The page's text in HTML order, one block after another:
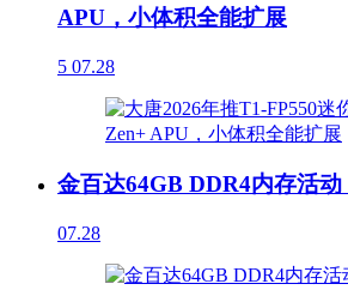
APU，小体积全能扩展
5 07.28
金百达64GB DDR4内存活动
07.28